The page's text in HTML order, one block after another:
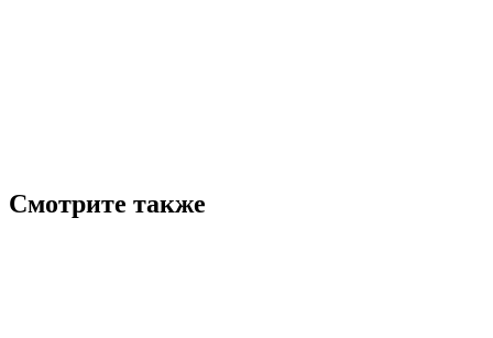
Смотрите также